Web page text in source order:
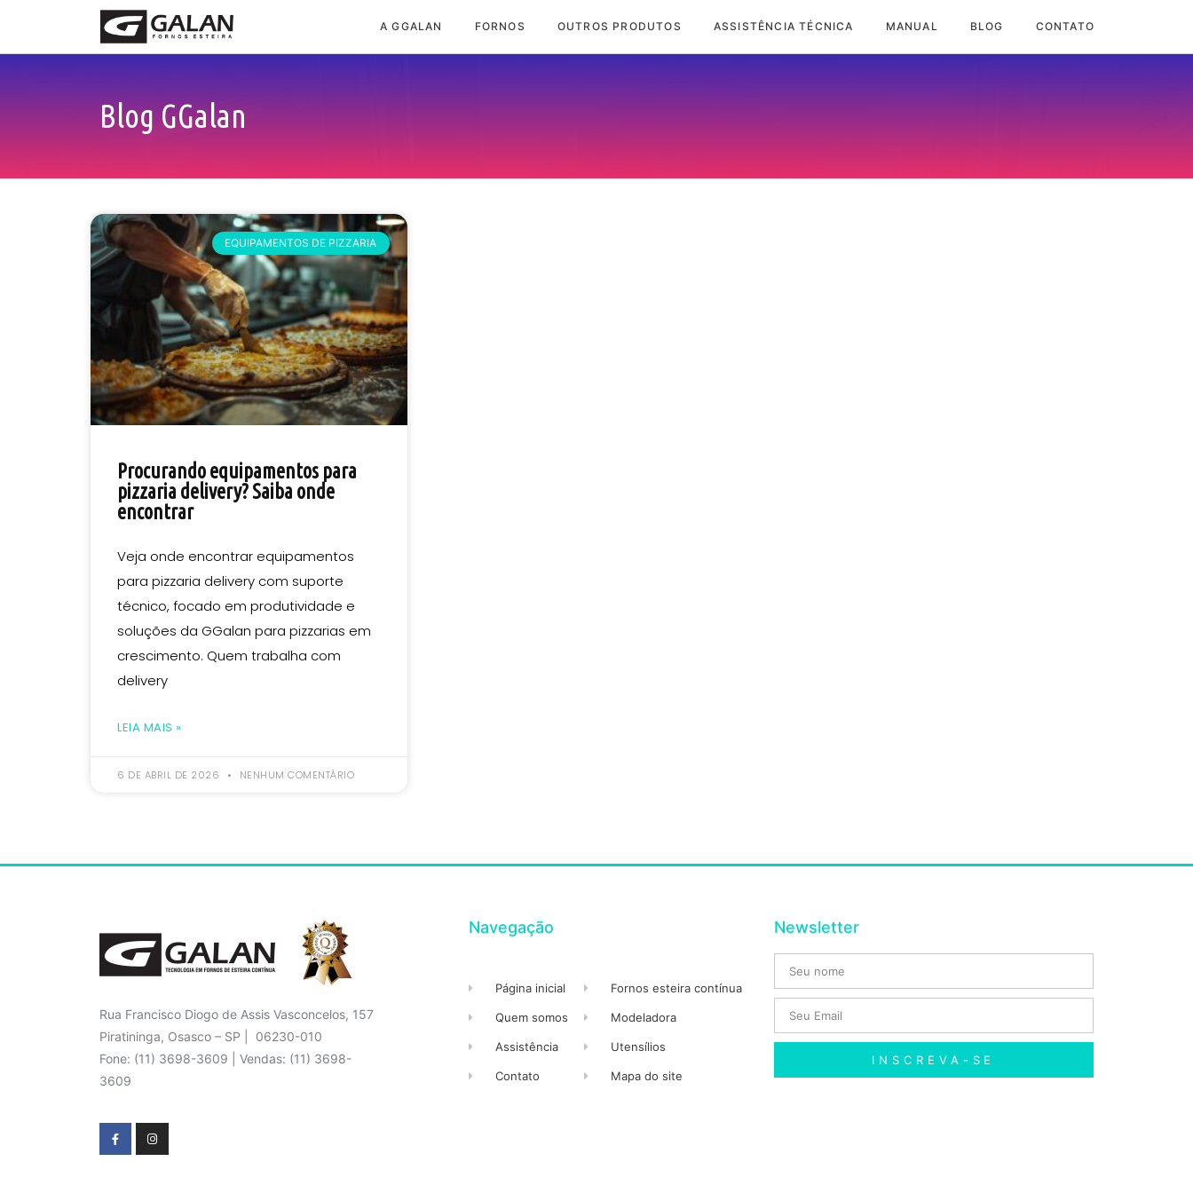
A GGALAN FORNOS OUTROS PRODUTOS ASSISTÊNCIA TÉCNICA MANUAL BLOG CONTATO
Blog GGalan
EQUIPAMENTOS DE PIZZARIA
Procurando equipamentos para
pizzaria delivery? Saiba onde
encontrar
Veja onde encontrar equipamentos
para pizzaria delivery com suporte
técnico, focado em produtividade e
soluções da GGalan para pizzarias em
crescimento. Quem trabalha com
delivery
LEIA MAIS »
6 DE ABRIL DE 2026 NENHUM COMENTÁRIO
Rua Francisco Diogo de Assis Vasconcelos, 157
Piratininga, Osasco – SP | 06230-010
Fone: (11) 3698-3609 | Vendas: (11) 3698-
3609
Navegação
Página inicial
Quem somos
Assistência
Contato
Fornos esteira contínua
Modeladora
Utensílios
Mapa do site
Newsletter
INSCREVA-SE